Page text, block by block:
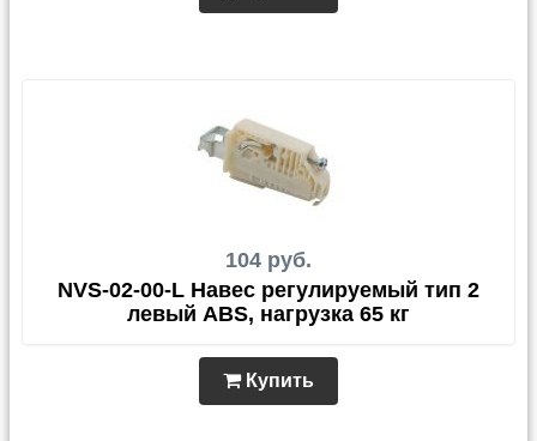
104 руб.
NVS-02-00-L Навес регулируемый тип 2
левый ABS, нагрузка 65 кг
Купить